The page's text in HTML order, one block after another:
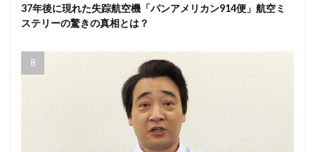
37年後に現れた失踪航空機「パンアメリカン914便」航空ミ
ステリーの驚きの真相とは？